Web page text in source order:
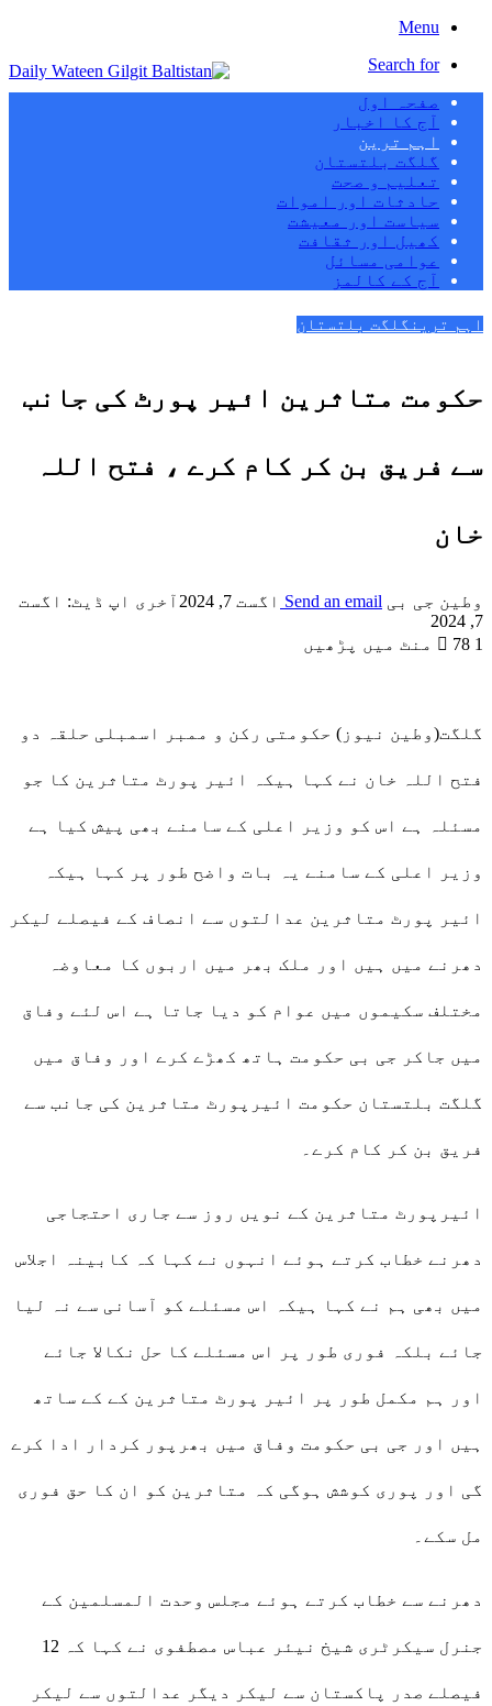
Menu
Search for
صفحہ اول
آج کا اخبار
اہم ترین
گلگت بلتستان
تعلیم و صحت
حادثات اور اموات
سیاست اور معیشت
کھیل اور ثقافت
عوامی مسائل
آج کے کالمز
اہم ترین گلگت بلتستان
حکومت متاثرین ائیر پورٹ کی جانب
سے فریق بن کر کام کرے ، فتح اللہ
خان
وطین جی بی Send an email اگست 7, 2024
آخری اپ ڈیٹ: اگست
7, 2024
78 1 منٹ میں پڑھیں
گلگت(وطین نیوز) حکومتی رکن و ممبر اسمبلی حلقہ دو
فتح اللہ خان نے کہا ہیکہ ائیر پورٹ متاثرین کا جو
مسئلہ ہے اس کو وزیر اعلی کے سامنے بھی پیش کیا ہے
وزیر اعلی کے سامنے یہ بات واضح طور پر کہا ہیکہ
ائیر پورٹ متاثرین عدالتوں سے انصاف کے فیصلے لیکر
دھرنے میں ہیں اور ملک بھر میں اربوں کا معاوضہ
مختلف سکیموں میں عوام کو دیا جاتا ہے اس لئے وفاق
میں جاکر جی بی حکومت ہاتھ کھڑے کرے اور وفاق میں
گلگت بلتستان حکومت ائیرپورٹ متاثرین کی جانب سے
فریق بن کر کام کرے۔
ائیرپورٹ متاثرین کے نویں روز سے جاری احتجاجی
دھرنے خطاب کرتے ہوئے انہوں نے کہا کہ کابینہ اجلاس
میں بھی ہم نے کہا ہیکہ اس مسئلے کو آسانی سے نہ لیا
جائے بلکہ فوری طور پر اس مسئلے کا حل نکالا جائے
اور ہم مکمل طور پر ائیر پورٹ متاثرین کے کے ساتھ
ہیں اور جی بی حکومت وفاق میں بھرپور کردار ادا کرے
گی اور پوری کوشش ہوگی کہ متاثرین کو ان کا حق فوری
مل سکے۔
دھرنے سے خطاب کرتے ہوئے مجلس وحدت المسلمین کے
جنرل سیکرٹری شیخ نیئر عباس مصطفوی نے کہا کہ 12
فیصلے صدر پاکستان سے لیکر دیگر عدالتوں سے لیکر